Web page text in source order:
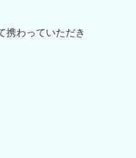
携わっていただき